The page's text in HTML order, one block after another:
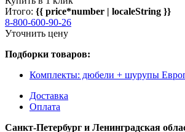
Итого: {{ price*number | localeString }}
8-800-600-90-26
Уточнить цену
Подборки товаров:
Комплекты: дюбели + шурупы
Доставка
Оплата
Санкт-Петербург и Ленинградская